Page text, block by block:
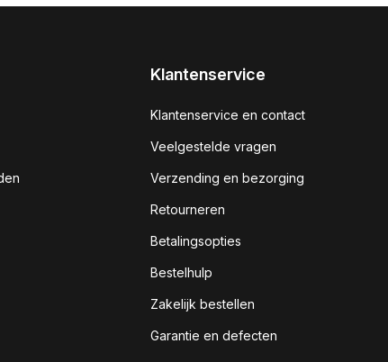
Klantenservice
Klantenservice en contact
Veelgestelde vragen
Verzending en bezorging
Retourneren
Betalingsopties
Bestelhulp
Zakelijk bestellen
Garantie en defecten